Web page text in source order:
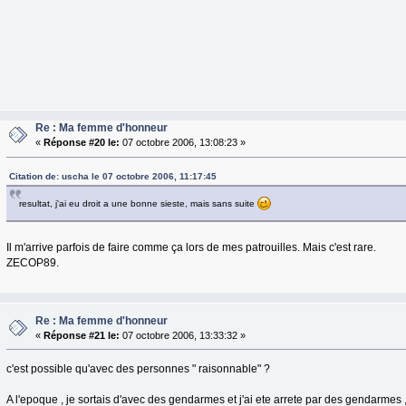
Re : Ma femme d'honneur
« Réponse #20 le: 07 octobre 2006, 13:08:23 »
Citation de: uscha le 07 octobre 2006, 11:17:45
resultat, j'ai eu droit a une bonne sieste, mais sans suite
Il m'arrive parfois de faire comme ça lors de mes patrouilles. Mais c'est rare.
ZECOP89.
Re : Ma femme d'honneur
«Réponse #21 le: 07 octobre 2006, 13:33:32 »
c'est possible qu'avec des personnes " raisonnable" ?
A l'epoque , je sortais d'avec des gendarmes et j'ai ete arrete par des